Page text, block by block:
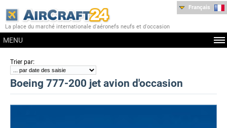
La place du marché internationale d'aéronefs neufs et d'occasion
MENU
Français
Trier par:
Boeing 777-200 jet avion d'occasion